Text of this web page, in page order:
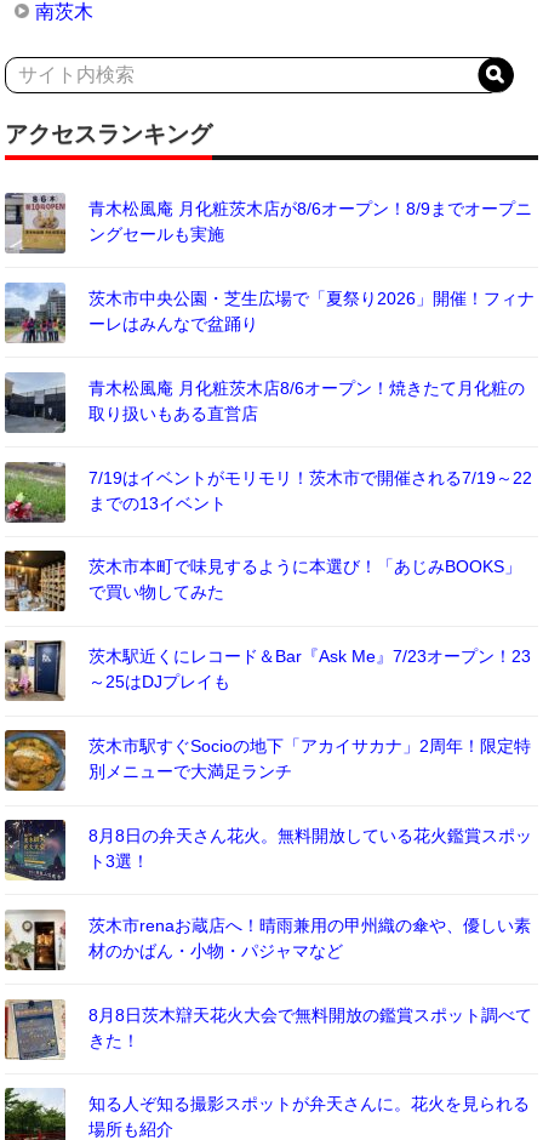
南茨木
アクセスランキング
青木松風庵 月化粧茨木店が8/6オープン！8/9までオープニ
ングセールも実施
茨木市中央公園・芝生広場で「夏祭り2026」開催！フィナ
ーレはみんなで盆踊り
青木松風庵 月化粧茨木店8/6オープン！焼きたて月化粧の
取り扱いもある直営店
7/19はイベントがモリモリ！茨木市で開催される7/19～22
までの13イベント
茨木市本町で味見するように本選び！「あじみBOOKS」
で買い物してみた
茨木駅近くにレコード＆Bar『Ask Me』7/23オープン！23
～25はDJプレイも
茨木市駅すぐSocioの地下「アカイサカナ」2周年！限定特
別メニューで大満足ランチ
8月8日の弁天さん花火。無料開放している花火鑑賞スポッ
ト3選！
茨木市renaお蔵店へ！晴雨兼用の甲州織の傘や、優しい素
材のかばん・小物・パジャマなど
8月8日茨木辯天花火大会で無料開放の鑑賞スポット調べて
きた！
知る人ぞ知る撮影スポットが弁天さんに。花火を見られる
場所も紹介